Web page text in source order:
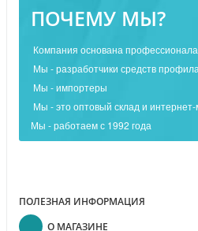
ПОЧЕМУ МЫ?
Компания основана
Мы - разработчики средств
Мы - импортеры
Мы - это оптовый склад и интернет-
Мы - работаем с 1992 года
ПОЛЕЗНАЯ ИНФОРМАЦИЯ
О МАГАЗИНЕ